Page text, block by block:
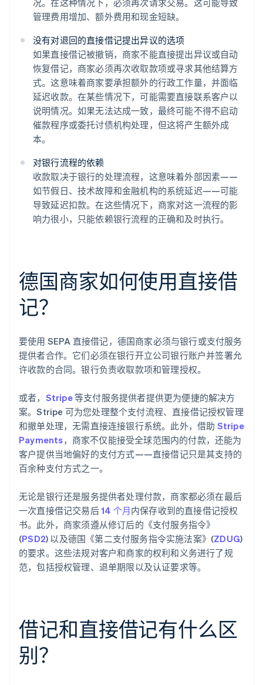
况。在这种情况下，必须再次请求交易。这可能导致
管理费用增加、额外费用和现金短缺。
没有对退回的直接借记提出异议的选项
如果直接借记被撤销，商家不能直接提出异议或自动
恢复借记，商家必须再次收取款项或寻求其他结算方
式。这意味着商家要承担额外的行政工作量，并面临
延迟收款。在某些情况下，可能需要直接联系客户以
说明情况。如果无法达成一致，最终可能不得不启动
催款程序或委托讨债机构处理，但这将产生额外成
本。
对银行流程的依赖
收款取决于银行的处理流程，这意味着外部因素——
如节假日、技术故障和金融机构的系统延迟——可能
导致延迟扣款。在这些情况下，商家对这一流程的影
响力很小，只能依赖银行流程的正确和及时执行。
德国商家如何使用直接借
记？
要使用 SEPA 直接借记，德国商家必须与银行或支付服务
提供者合作。它们必须在银行开立公司银行账户并签署允
许收款的合同。银行负责收取款项和管理授权。
或者， Stripe等支付服务提供者提供更为便捷的解决方
案。Stripe 可为您处理整个支付流程、直接借记授权管理
和撤单处理，无需直接连接银行系统。此外，借助 Stripe
Payments，商家不仅能接受全球范围内的付款，还能为
客户提供当地偏好的支付方式——直接借记只是其支持的
百余种支付方式之一。
无论是银行还是服务提供者处理付款，商家都必须在最后
一次直接借记交易后14 个月内保存收到的直接借记授权
书。此外，商家须遵从修订后的《支付服务指令》
(PSD2) 以及德国《第二支付服务指令实施法案》(ZDUG)
的要求。这些法规对客户和商家的权利和义务进行了规
范，包括授权管理、退单期限以及认证要求等。
借记和直接借记有什么区
别？阿联酋
English